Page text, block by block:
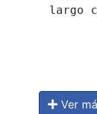
largo
Ver